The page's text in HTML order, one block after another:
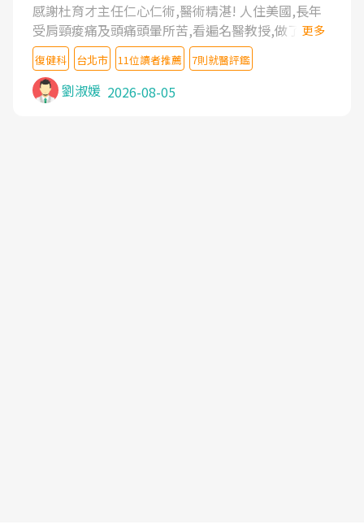
感謝杜育才主任仁心仁術,醫術精湛! 人住美國,長年
受肩頸痠痛及頭痛頭暈所苦,看遍名醫教授,做了各種
檢查,也嘗試過西醫打針,中醫針灸及物理徒手治療都
沒有用,後來連吃到嗎啡類止痛藥都效果有限,只是壓
症狀,沒多久就痛起來,多年失眠嚴重影響生活品質.
台灣親友介紹忠孝醫院杜育才主任是頸頭症候群專
更多
復健科 台北市 11位讀者推薦 7則就醫評鑑
劉淑媛 2026-08-05